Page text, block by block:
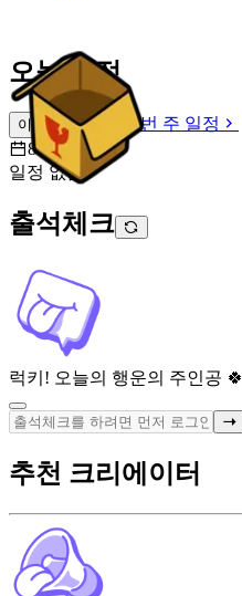
오늘 일정
이번 주 일정
이번 주 일정
8월 6일 [목]
일정 없음
출석체크
럭키! 오늘의 행운의 주인공 🍀
추천 크리에이터